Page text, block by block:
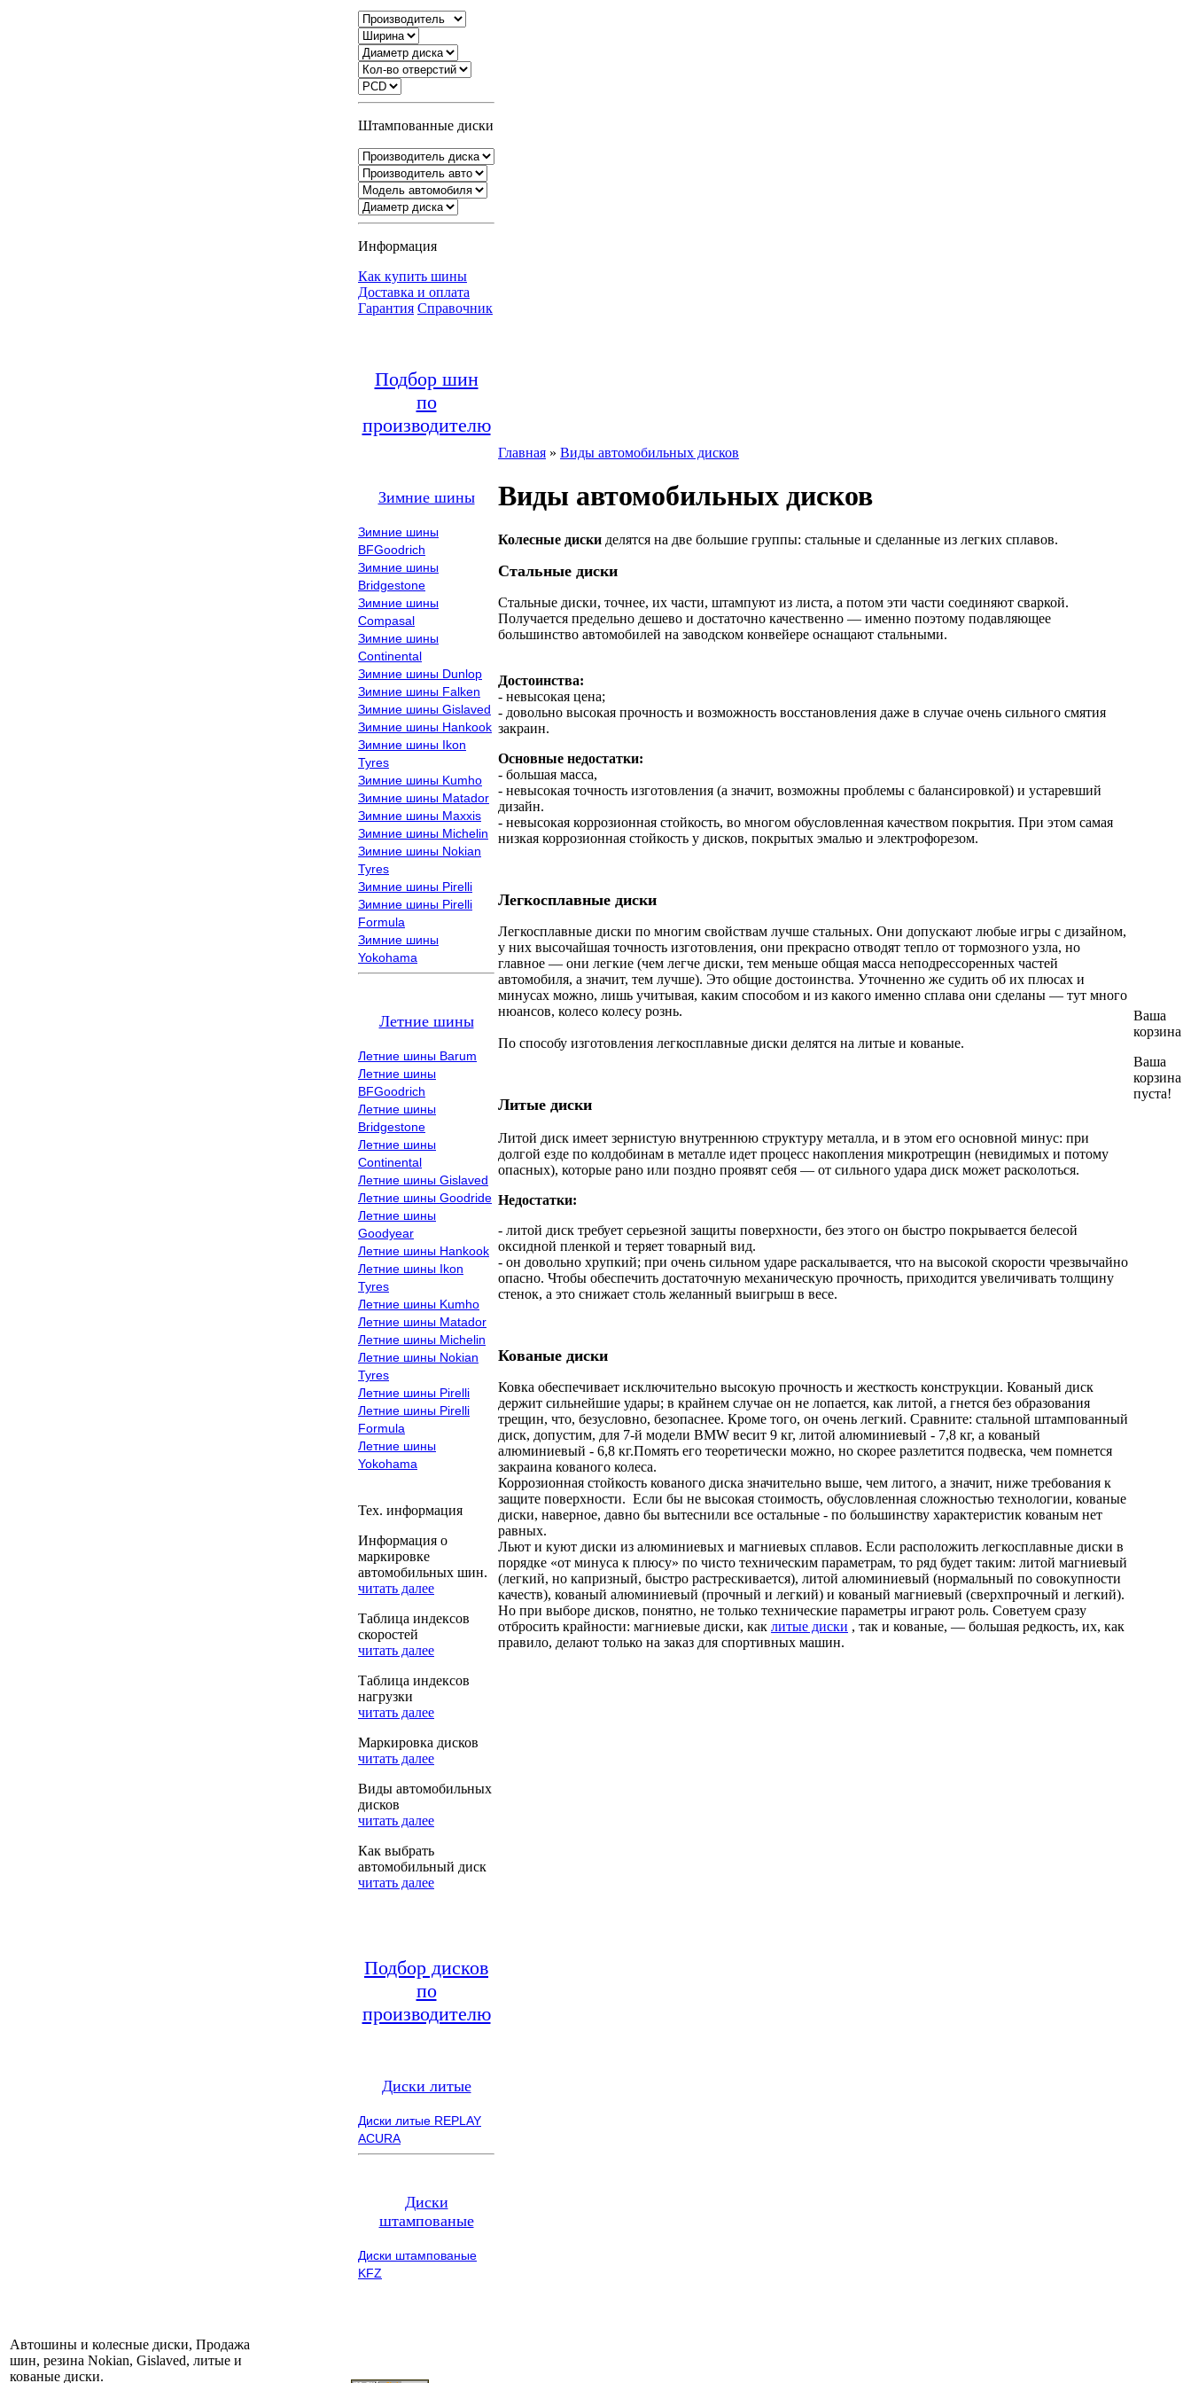
Штампованные диски
Информация
Как купить шины
Доставка и оплата
Гарантия Справочник
Подбор шин
по
производителю
Зимние шины
Зимние шины
BFGoodrich
Зимние шины
Bridgestone
Зимние шины
Compasal
Зимние шины
Continental
Зимние шины Dunlop
Зимние шины Falken
Зимние шины Gislaved
Зимние шины Hankook
Зимние шины Ikon
Tyres
Зимние шины Kumho
Зимние шины Matador
Зимние шины Maxxis
Зимние шины Michelin
Зимние шины Nokian
Tyres
Зимние шины Pirelli
Зимние шины Pirelli
Formula
Зимние шины
Yokohama
Летние шины
Летние шины Barum
Летние шины
BFGoodrich
Летние шины
Bridgestone
Летние шины
Continental
Летние шины Gislaved
Летние шины Goodride
Летние шины
Goodyear
Летние шины Hankook
Летние шины Ikon
Tyres
Летние шины Kumho
Летние шины Matador
Летние шины Michelin
Летние шины Nokian
Tyres
Летние шины Pirelli
Летние шины Pirelli
Formula
Летние шины
Yokohama
Тех. информация
Информация о
маркировке
автомобильных шин.
читать далее
Таблица индексов
скоростей
читать далее
Таблица индексов
нагрузки
читать далее
Маркировка дисков
читать далее
Виды автомобильных
дисков
читать далее
Как выбрать
автомобильный диск
читать далее
Подбор дисков
по
производителю
Диски литые
Диски литые REPLAY
ACURA
Диски
штампованые
Диски штампованые
KFZ
Главная » Виды автомобильных дисков
Виды автомобильных дисков
Колесные диски делятся на две большие группы: стальные и сделанные из легких сплавов.
Стальные диски
Стальные диски, точнее, их части, штампуют из листа, а потом эти части соединяют сваркой.
Получается предельно дешево и достаточно качественно — именно поэтому подавляющее
большинство автомобилей на заводском конвейере оснащают стальными.
Достоинства:
- невысокая цена;
- довольно высокая прочность и возможность восстановления даже в случае очень сильного смятия
закраин.
Основные недостатки:
- большая масса,
- невысокая точность изготовления (а значит, возможны проблемы с балансировкой) и устаревший
дизайн.
- невысокая коррозионная стойкость, во многом обусловленная качеством покрытия. При этом самая
низкая коррозионная стойкость у дисков, покрытых эмалью и электрофорезом.
Легкосплавные диски
Легкосплавные диски по многим свойствам лучше стальных. Они допускают любые игры с дизайном,
у них высочайшая точность изготовления, они прекрасно отводят тепло от тормозного узла, но
главное — они легкие (чем легче диски, тем меньше общая масса неподрессоренных частей
автомобиля, а значит, тем лучше). Это общие достоинства. Уточненно же судить об их плюсах и
минусах можно, лишь учитывая, каким способом и из какого именно сплава они сделаны — тут много
нюансов, колесо колесу рознь.
По способу изготовления легкосплавные диски делятся на литые и кованые.
Литые диски
Литой диск имеет зернистую внутреннюю структуру металла, и в этом его основной минус: при
долгой езде по колдобинам в металле идет процесс накопления микротрещин (невидимых и потому
опасных), которые рано или поздно проявят себя — от сильного удара диск может расколоться.
Недостатки:
- литой диск требует серьезной защиты поверхности, без этого он быстро покрывается белесой
оксидной пленкой и теряет товарный вид.
- он довольно хрупкий; при очень сильном ударе раскалывается, что на высокой скорости чрезвычайно
опасно. Чтобы обеспечить достаточную механическую прочность, приходится увеличивать толщину
стенок, а это снижает столь желанный выигрыш в весе.
Кованые диски
Ковка обеспечивает исключительно высокую прочность и жесткость конструкции. Кованый диск
держит сильнейшие удары; в крайнем случае он не лопается, как литой, а гнется без образования
трещин, что, безусловно, безопаснее. Кроме того, он очень легкий. Сравните: стальной штампованный
диск, допустим, для 7-й модели ВМW весит 9 кг, литой алюминиевый - 7,8 кг, а кованый
алюминиевый - 6,8 кг.Помять его теоретически можно, но скорее разлетится подвеска, чем помнется
закраина кованого колеса.
Коррозионная стойкость кованого диска значительно выше, чем литого, а значит, ниже требования к
защите поверхности. Если бы не высокая стоимость, обусловленная сложностью технологии, кованые
диски, наверное, давно бы вытеснили все остальные - по большинству характеристик кованым нет
равных.
Льют и куют диски из алюминиевых и магниевых сплавов. Если расположить легкосплавные диски в
порядке «от минуса к плюсу» по чисто техническим параметрам, то ряд будет таким: литой магниевый
(легкий, но капризный, быстро растрескивается), литой алюминиевый (нормальный по совокупности
качеств), кованый алюминиевый (прочный и легкий) и кованый магниевый (сверхпрочный и легкий).
Но при выборе дисков, понятно, не только технические параметры играют роль. Советуем сразу
отбросить крайности: магниевые диски, как литые диски , так и кованые, — большая редкость, их, как
правило, делают только на заказ для спортивных машин.
Ваша
корзина
Ваша
корзина
пуста!
Автошины и колесные диски, Продажа
шин, резина Nokian, Gislaved, литые и
кованые диски.